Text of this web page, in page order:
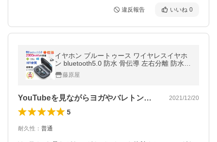
違反報告 いいね 0
イヤホン ブルートゥース ワイヤレスイヤホ
ン bluetooth5.0 防水 骨伝導 左右分離 防水
自動ペアリング 高音質 iPhone android対応
藤原屋
YouTubeを見ながらヨガやバレトン… 2021/12/20
5
耐久性 ： 普通